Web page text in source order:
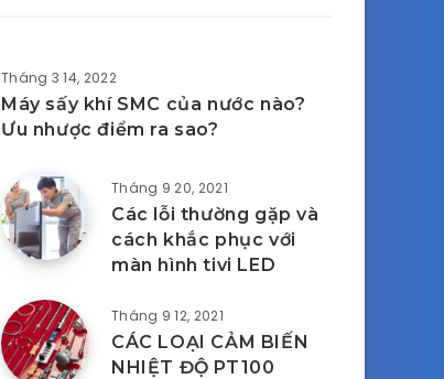
Tháng 3 14, 2022
Máy sấy khí SMC của nước nào?
Ưu nhược điểm ra sao?
Tháng 9 20, 2021
Các lỗi thường gặp và
cách khắc phục với
màn hình tivi LED
Tháng 9 12, 2021
CÁC LOẠI CẢM BIẾN
NHIỆT ĐỘ PT100